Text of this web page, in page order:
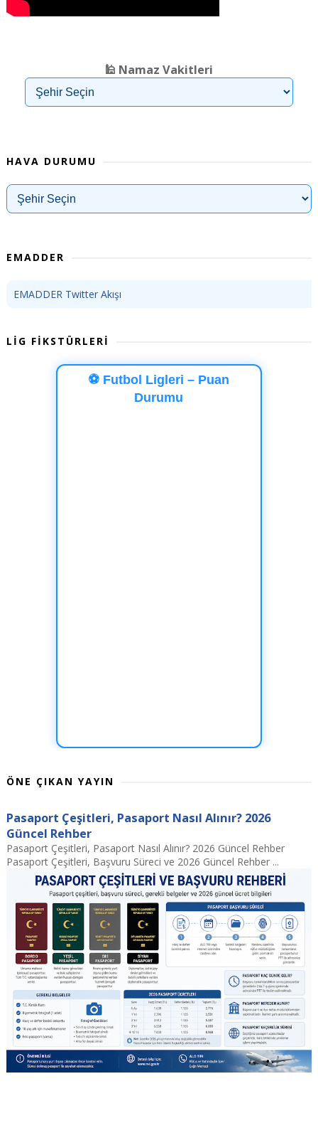
🕌 Namaz Vakitleri
HAVA DURUMU
EMADDER
EMADDER Twitter Akışı
LİG FİKSTÜRLERİ
⚽ Futbol Ligleri – Puan
Durumu
ÖNE ÇIKAN YAYIN
Pasaport Çeşitleri, Pasaport Nasıl Alınır? 2026
Güncel Rehber
Pasaport Çeşitleri, Pasaport Nasıl Alınır? 2026 Güncel Rehber
Pasaport Çeşitleri, Başvuru Süreci ve 2026 Güncel Rehber ...